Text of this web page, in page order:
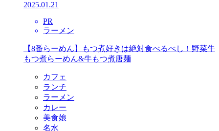
2025.01.21
PR
ラーメン
【8番らーめん】もつ煮好きは絶対食べるべし！野菜牛
もつ煮らーめん&牛もつ煮唐麺
カフェ
ランチ
ラーメン
カレー
美食娘
名水